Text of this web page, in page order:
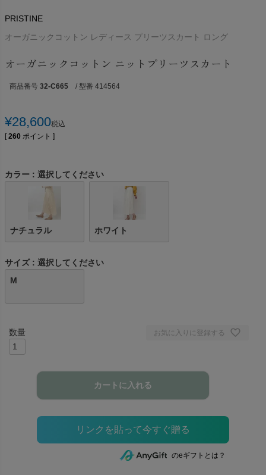
PRISTINE
オーガニックコットン レディース プリーツスカート ロング
オーガニックコットン ニットプリーツスカート
商品番号 32-C665 / 型番 414564
¥28,600税込
[ 260 ポイント ]
カラー 選択してください
ナチュラル ホワイト
サイズ
選択してください
M
お気に入りに登録する
カートに入れる
のeギフトとは？